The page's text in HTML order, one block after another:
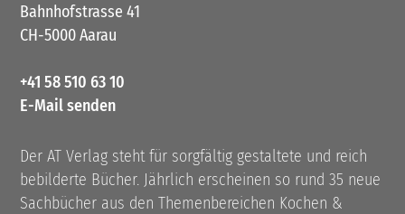
Bahnhofstrasse 41
CH-5000 Aarau
+41 58 510 63 10
E-Mail senden
Der AT Verlag steht für sorgfältig gestaltete und reich
bebilderte Bücher. Jährlich erscheinen so rund 35 neue
Sachbücher aus den Themenbereichen Kochen &